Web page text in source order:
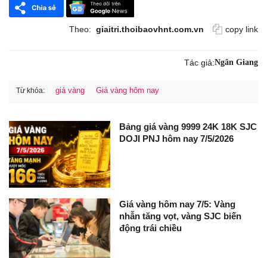
Theo: giaitri.thoibaovhnt.com.vn copy link
Tác giả:Ngân Giang
Từ khóa: giá vàng Giá vàng hôm nay
Bảng giá vàng 9999 24K 18K SJC
DOJI PNJ hôm nay 7/5/2026
Giá vàng hôm nay 7/5: Vàng
nhẫn tăng vọt, vàng SJC biến
động trái chiều